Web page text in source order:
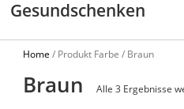
Gesundschenken
Home / Produkt Farbe / Braun
Braun Alle 3 Ergebnisse